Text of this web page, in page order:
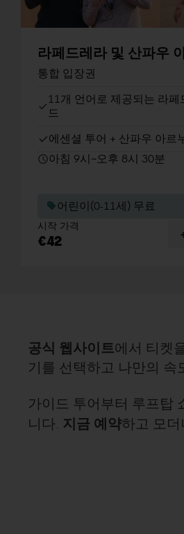
라페드레라 및 산파우
통합 입장권
11개 언어로 제공되는 라
드
에센셜 투어 + 산파우 아르
아침 9시~오후 8시 30분
어린이(0-11세) 무료
시작 가격
€42
공식 웹사이트에서 티켓
기를 선택하고 나만의 속
가이드 투어부터 루프탑
니다. 지금 예약하고 모